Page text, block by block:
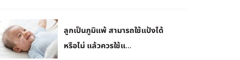
ลูกเป็นภูมิแพ้ สามารถใช้แป้งได้
หรือไม่ แล้วควรใช้แ...